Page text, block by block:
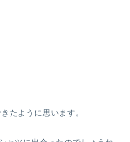
たように思います。